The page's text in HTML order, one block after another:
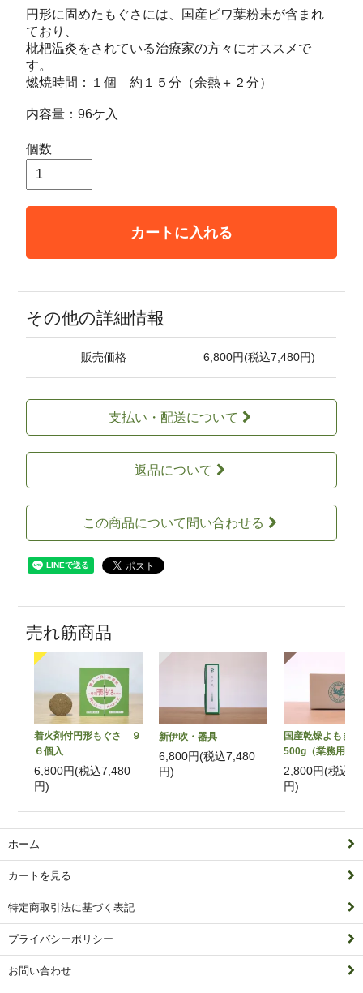
円形に固めたもぐさには、国産ビワ葉粉末が含まれ
ており、
枇杷温灸をされている治療家の方々にオススメで
す。
燃焼時間：１個 約１５分（余熱＋２分）
内容量：96ケ入
個数
カートに入れる
その他の詳細情報
販売価格 6,800円(税込7,480円)
支払い・配送について
返品について
この商品について問い合わせる
売れ筋商品
着火剤付円形もぐさ ９
６個入
6,800円(税込7,480
円)
新伊吹・器具
6,800円(税込7,480
円)
国産乾燥よもぎ
500g（業務用）
2,800円(税込
円)
ホーム
カートを見る
特定商取引法に基づく表記
プライバシーポリシー
お問い合わせ